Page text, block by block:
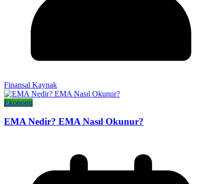
Finansal Kaynak
Ekonomi
EMA Nedir? EMA Nasıl Okunur?